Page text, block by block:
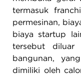
termasuk
permesinan,
biaya startup
tersebut
bangunan,
dimiliki oleh